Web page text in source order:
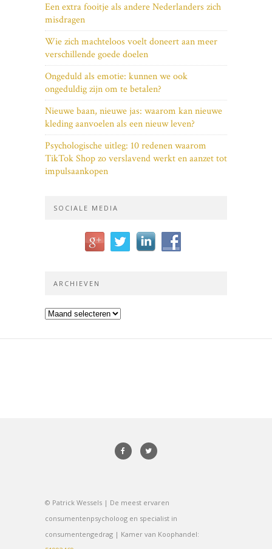
Een extra fooitje als andere Nederlanders zich
misdragen
Wie zich machteloos voelt doneert aan meer
verschillende goede doelen
Ongeduld als emotie: kunnen we ook
ongeduldig zijn om te betalen?
Nieuwe baan, nieuwe jas: waarom kan nieuwe
kleding aanvoelen als een nieuw leven?
Psychologische uitleg: 10 redenen waarom
TikTok Shop zo verslavend werkt en aanzet tot
impulsaankopen
SOCIALE MEDIA
ARCHIEVEN
Archieven
© Patrick Wessels | De meest ervaren
consumentenpsycholoog en specialist in
consumentengedrag | Kamer van Koophandel: